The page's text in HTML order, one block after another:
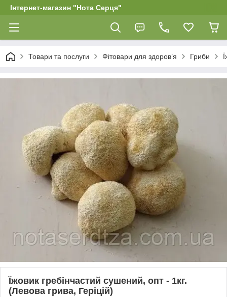
Інтернет-магазин "Нота Серця"
Товари та послуги Фітовари для здоров’я Гриби
Їжовик гребінчастий сушений, опт - 1кг.
(Левова грива, Геріцій)